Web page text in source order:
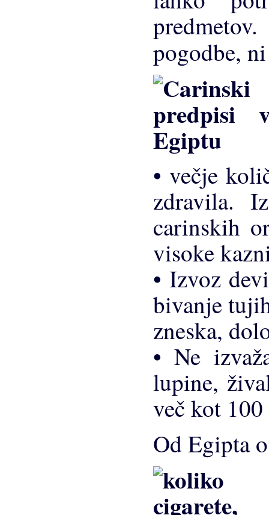
pogodbe,
• večje
zdravila.
carinskih
visoke
• Izvoz
bivanje
zneska,
• Ne
lupine,
več kot
Od Egipta